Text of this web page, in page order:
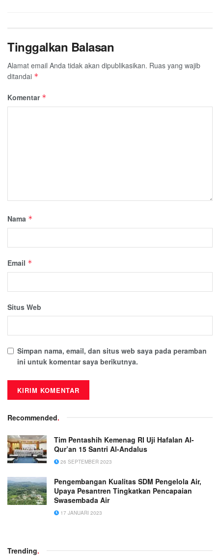
Tinggalkan Balasan
Alamat email Anda tidak akan dipublikasikan. Ruas yang wajib
ditandai *
Komentar *
Nama *
Email *
Situs Web
Simpan nama, email, dan situs web saya pada peramban
ini untuk komentar saya berikutnya.
Recommended.
Tim Pentashih Kemenag RI Uji Hafalan Al-
Qur’an 15 Santri Al-Andalus
26 SEPTEMBER 2023
Pengembangan Kualitas SDM Pengelola Air,
Upaya Pesantren Tingkatkan Pencapaian
Swasembada Air
17 JANUARI 2023
Trending.